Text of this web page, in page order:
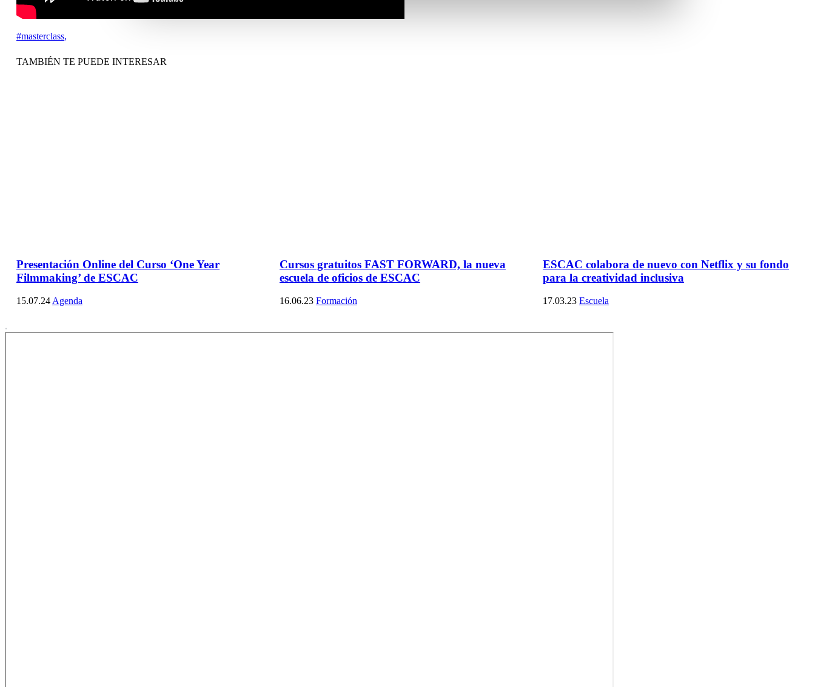
#masterclass,
TAMBIÉN TE PUEDE INTERESAR
Presentación Online del Curso ‘One Year
Filmmaking’ de ESCAC
15.07.24 Agenda
Cursos gratuitos FAST FORWARD, la nueva
escuela de oficios de ESCAC
16.06.23 Formación
ESCAC colabora de nuevo con Netflix y su fondo
para la creatividad inclusiva
17.03.23 Escuela